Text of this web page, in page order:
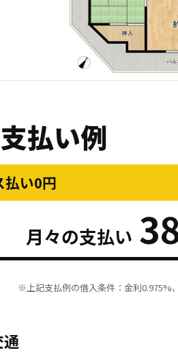
払い例
い0円
月々の支払い
※上記支払例の借入条件：金利0.975%